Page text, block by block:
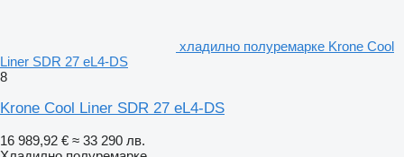
хладилно полуремарке Krone Cool
Liner SDR 27 eL4-DS
8
Krone Cool Liner SDR 27 eL4-DS
16 989,92 € ≈ 33 290 лв.